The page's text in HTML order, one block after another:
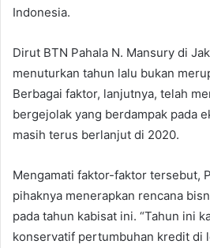
Indonesia.
Dirut BTN Pahala N. Mansury di
menuturkan tahun lalu bukan
Berbagai faktor, lanjutnya, telah
bergejolak yang berdampak pada
masih terus berlanjut di 2020.
Mengamati faktor-faktor tersebut,
pihaknya menerapkan rencana
pada tahun kabisat ini. “Tahun ini
konservatif pertumbuhan kredit di